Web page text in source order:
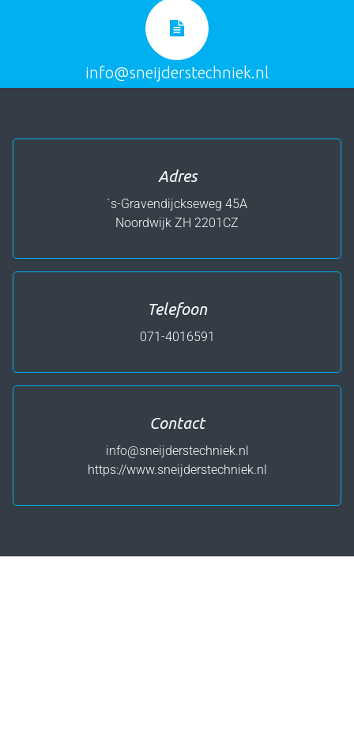
info@sneijderstechniek.nl
Adres
`s-Gravendijckseweg 45A
Noordwijk ZH 2201CZ
Telefoon
071-4016591
Contact
info@sneijderstechniek.nl
https://www.sneijderstechniek.nl